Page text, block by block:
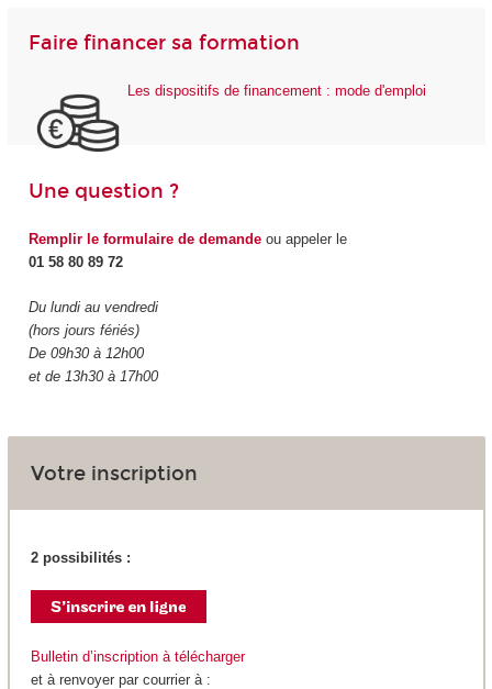
Faire financer sa formation
Les dispositifs de financement : mode d'emploi
Une question ?
Remplir le formulaire de demandeou appeler le
01 58 80 89 72
Du lundi au vendredi
(hors jours fériés)
De 09h30 à 12h00
et de 13h30 à 17h00
Votre inscription
2 possibilités :
Bulletin d’inscription à télécharger
et à renvoyer par courrier à :